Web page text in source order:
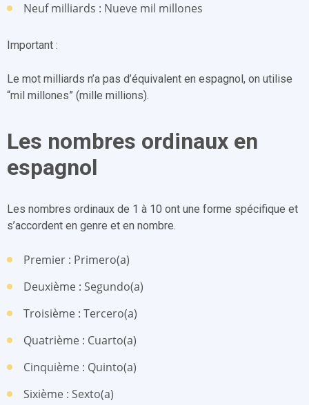
Neuf milliards : Nueve mil millones
Important :
Le mot milliards n’a pas d’équivalent en espagnol, on utilise
“mil millones” (mille millions).
Les nombres ordinaux en
espagnol
Les nombres ordinaux de 1 à 10 ont une forme spécifique et
s’accordent en genre et en nombre.
Premier : Primero(a)
Deuxième : Segundo(a)
Troisième : Tercero(a)
Quatrième : Cuarto(a)
Cinquième : Quinto(a)
Sixième : Sexto(a)